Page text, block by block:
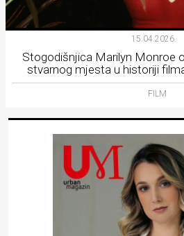
15.04.2026.
Stogodišnjica Marilyn Monroe
stvarnog mjesta u historiji
FILM